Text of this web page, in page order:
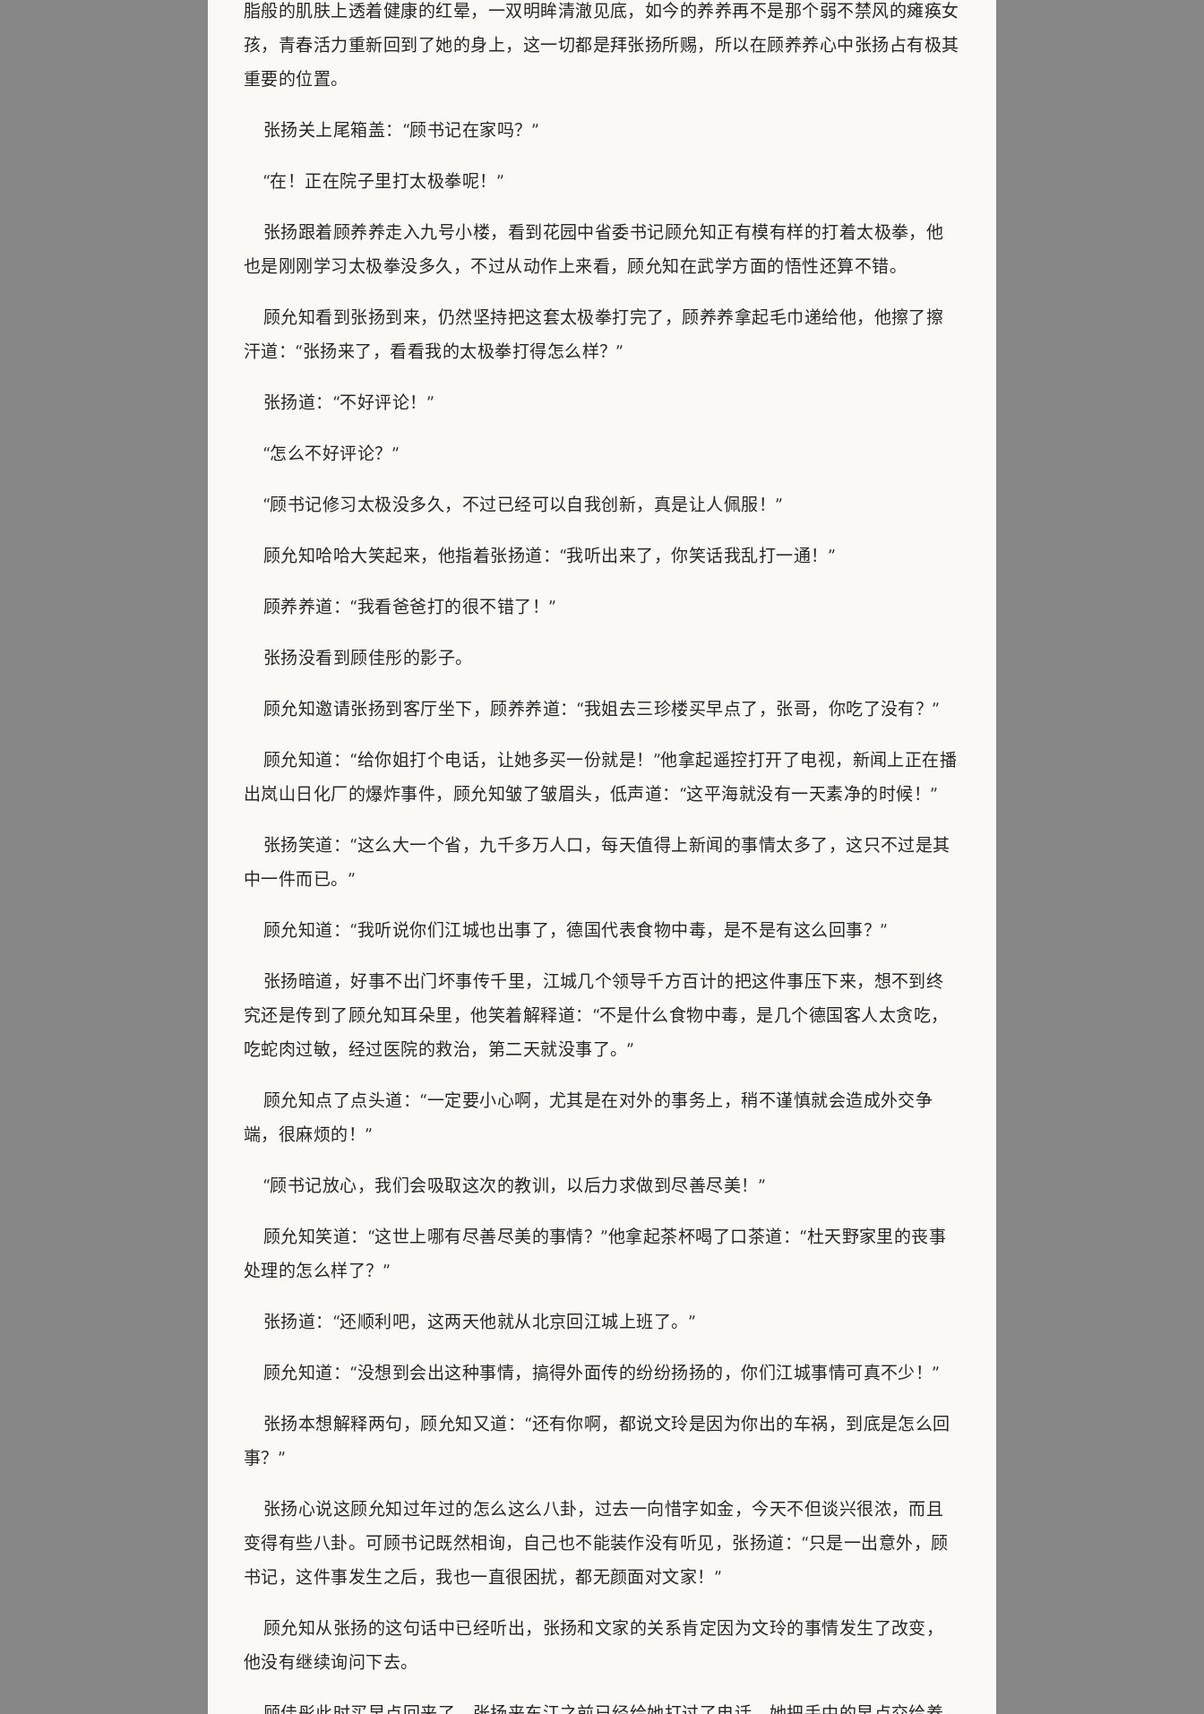
脂般的肌肤上透着健康的红晕，一双明眸清澈见底，如今的养养再不是那个弱不禁风的瘫痪女
孩，青春活力重新回到了她的身上，这一切都是拜张扬所赐，所以在顾养养心中张扬占有极其
重要的位置。
张扬关上尾箱盖：“顾书记在家吗？”
“在！正在院子里打太极拳呢！”
张扬跟着顾养养走入九号小楼，看到花园中省委书记顾允知正有模有样的打着太极拳，他
也是刚刚学习太极拳没多久，不过从动作上来看，顾允知在武学方面的悟性还算不错。
顾允知看到张扬到来，仍然坚持把这套太极拳打完了，顾养养拿起毛巾递给他，他擦了擦
汗道：“张扬来了，看看我的太极拳打得怎么样？”
张扬道：“不好评论！”
“怎么不好评论？”
“顾书记修习太极没多久，不过已经可以自我创新，真是让人佩服！”
顾允知哈哈大笑起来，他指着张扬道：“我听出来了，你笑话我乱打一通！”
顾养养道：“我看爸爸打的很不错了！”
张扬没看到顾佳彤的影子。
顾允知邀请张扬到客厅坐下，顾养养道：“我姐去三珍楼买早点了，张哥，你吃了没有？”
顾允知道：“给你姐打个电话，让她多买一份就是！”他拿起遥控打开了电视，新闻上正在播
出岚山日化厂的爆炸事件，顾允知皱了皱眉头，低声道：“这平海就没有一天素净的时候！”
张扬笑道：“这么大一个省，九千多万人口，每天值得上新闻的事情太多了，这只不过是其
中一件而已。”
顾允知道：“我听说你们江城也出事了，德国代表食物中毒，是不是有这么回事？”
张扬暗道，好事不出门坏事传千里，江城几个领导千方百计的把这件事压下来，想不到终
究还是传到了顾允知耳朵里，他笑着解释道：“不是什么食物中毒，是几个德国客人太贪吃，
吃蛇肉过敏，经过医院的救治，第二天就没事了。”
顾允知点了点头道：“一定要小心啊，尤其是在对外的事务上，稍不谨慎就会造成外交争
端，很麻烦的！”
“顾书记放心，我们会吸取这次的教训，以后力求做到尽善尽美！”
顾允知笑道：“这世上哪有尽善尽美的事情？”他拿起茶杯喝了口茶道：“杜天野家里的丧事
处理的怎么样了？”
张扬道：“还顺利吧，这两天他就从北京回江城上班了。”
顾允知道：“没想到会出这种事情，搞得外面传的纷纷扬扬的，你们江城事情可真不少！”
张扬本想解释两句，顾允知又道：“还有你啊，都说文玲是因为你出的车祸，到底是怎么回
事？”
张扬心说这顾允知过年过的怎么这么八卦，过去一向惜字如金，今天不但谈兴很浓，而且
变得有些八卦。可顾书记既然相询，自己也不能装作没有听见，张扬道：“只是一出意外，顾
书记，这件事发生之后，我也一直很困扰，都无颜面对文家！”
顾允知从张扬的这句话中已经听出，张扬和文家的关系肯定因为文玲的事情发生了改变，
他没有继续询问下去。